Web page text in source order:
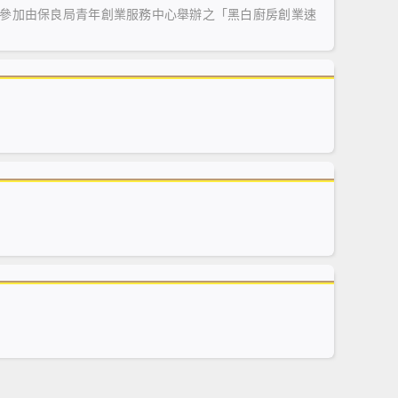
加由保良局青年創業服務中心舉辦之「黑白廚房創業速